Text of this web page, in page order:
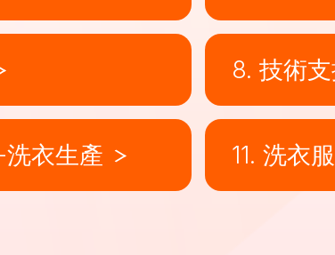
8. 技術
衣生產 11. 洗衣